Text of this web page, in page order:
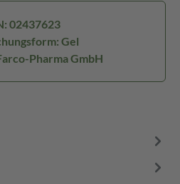
02437623
Gel
Pharma GmbH